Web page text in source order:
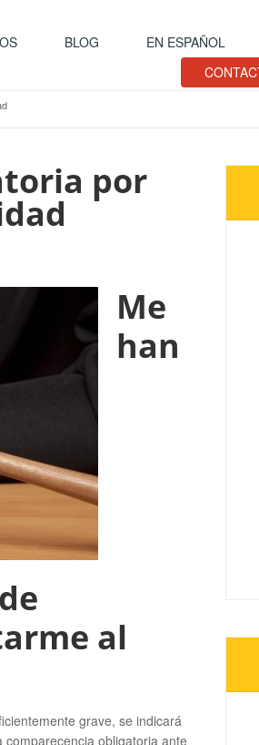
BLOG
EN ESPAÑOL
por
Me
han
al
grave, se indicará
obligatoria ante